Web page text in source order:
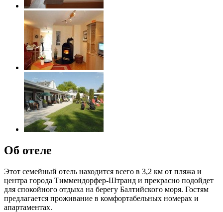
Об отеле
Этот семейный отель находится всего в 3,2 км от пляжа и
центра города Тиммендорфер-Штранд и прекрасно подойдет
для спокойного отдыха на берегу Балтийского моря. Гостям
предлагается проживание в комфортабельных номерах и
апартаментах.